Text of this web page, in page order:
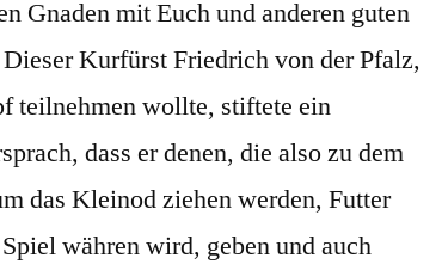
Gnaden mit Euch und anderen guten
Kurfürst Friedrich von der Pfalz,
teilnehmen wollte, stiftete ein
dass er denen, die also zu dem
das Kleinod ziehen werden, Futter
währen wird, geben und auch